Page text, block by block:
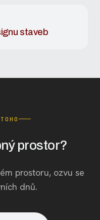
staveb
prostor?
prostoru, ozvu se
dnů.